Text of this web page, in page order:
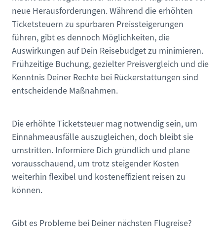
neue Herausforderungen. Während die erhöhten
Ticketsteuern zu spürbaren Preissteigerungen
führen, gibt es dennoch Möglichkeiten, die
Auswirkungen auf Dein Reisebudget zu minimieren.
Frühzeitige Buchung, gezielter Preisvergleich und die
Kenntnis Deiner Rechte bei Rückerstattungen sind
entscheidende Maßnahmen.
Die erhöhte Ticketsteuer mag notwendig sein, um
Einnahmeausfälle auszugleichen, doch bleibt sie
umstritten. Informiere Dich gründlich und plane
vorausschauend, um trotz steigender Kosten
weiterhin flexibel und kosteneffizient reisen zu
können.
Gibt es Probleme bei Deiner nächsten Flugreise?